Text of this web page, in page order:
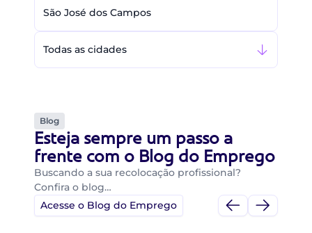
São José dos Campos
Todas as cidades
Blog
Esteja sempre um passo a
frente com o Blog do Emprego
Buscando a sua recolocação profissional?
Confira o blog…
Acesse o Blog do Emprego